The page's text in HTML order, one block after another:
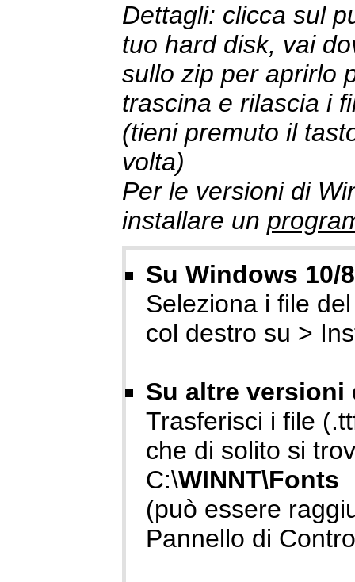
Dettagli: clicca sul
tuo hard disk, vai
sullo zip per aprirlo
trascina e rilascia i
(tieni premuto il
volta)
Per le versioni di
installare un
Su Windows 10/
Seleziona i file
col destro su >
Su altre versioni
Trasferisci i file
che di solito si
C:\WINNT\Fonts
(può essere
Pannello di